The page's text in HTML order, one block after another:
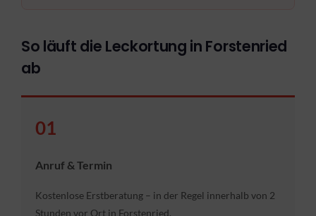
So läuft die Leckortung in Forstenried
ab
01
Anruf & Termin
Kostenlose Erstberatung – in der Regel innerhalb von 2
Stunden vor Ort in Forstenried.